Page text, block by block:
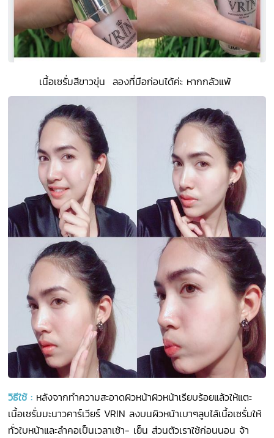
เนื้อเซรั่มสีขาวขุ่น ลองที่มือก่อนได้ค่ะ หากกลัวแพ้
วิธีใช้: หลังจากทำความสะอาดผิวหน้าผิวหน้าเรียบร้อยแล้วให้แตะ
เนื้อเซรั่มมะนาวคาร์เวียร์ VRIN ลงบนผิวหน้าเบาๆลูบไล้เนื้อเซรั่มให้
ทั่วใบหน้าและลำคอเป็นเวลาเช้า- เย็น ส่วนตัวเราใช้ก่อนนอน จ้า